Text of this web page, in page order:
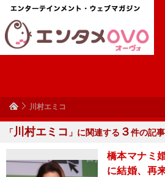
川村エミコ
「川村エミコ 」に関連する ３件の記事
橋本マナミ
に結婚、再